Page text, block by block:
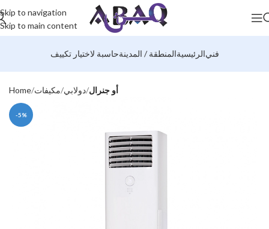
Skip to navigation
Skip to main content
حاسبة لاختيار تكييفالمنطقة / المدينةالرئيسيةفني
Home مكيفات دولابي أو جنرال
-5%